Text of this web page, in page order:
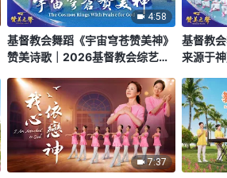
4:58
基督教会舞蹈《宇宙穹苍赞美神》
赞美诗歌｜2026基督教会综艺汇
基督教
来源于
7:37